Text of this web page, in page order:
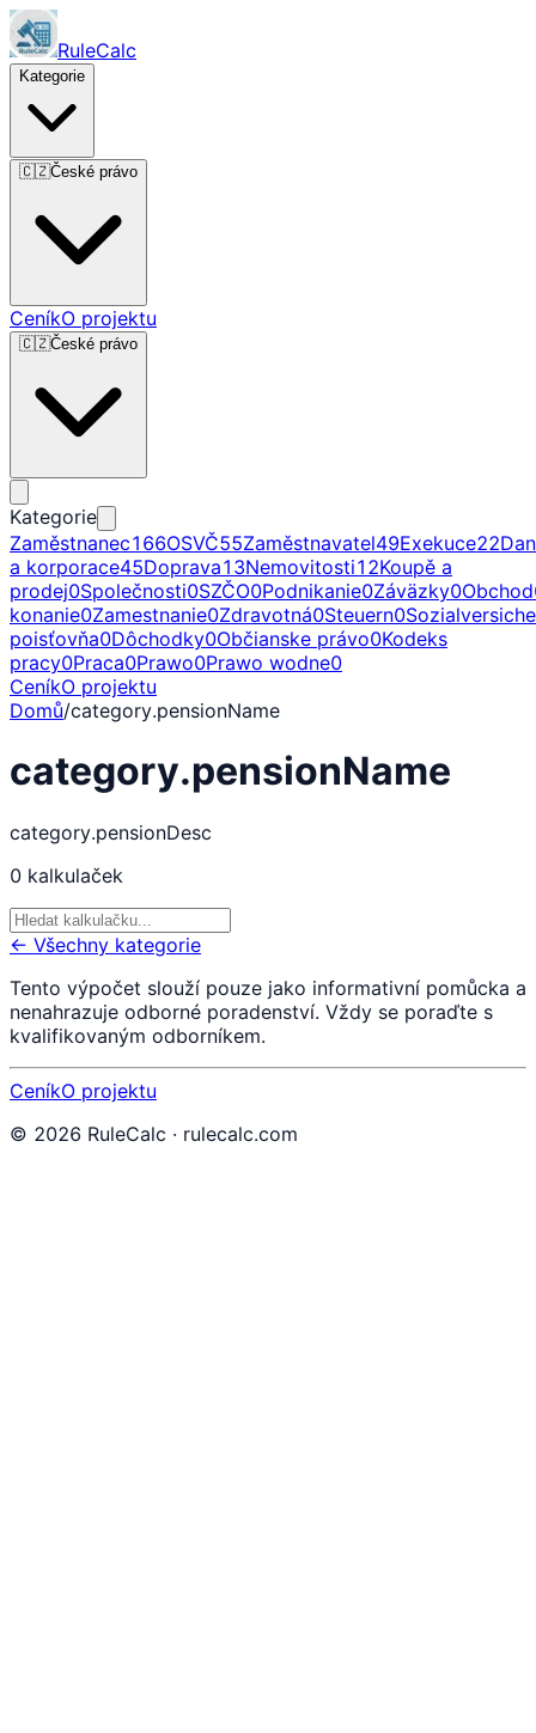
RuleCalc
Kategorie
🇨🇿České právo
CeníkO projektu
🇨🇿České právo
Kategorie
Zaměstnanec166OSVČ55Zaměstnavatel49Exekuce22
a korporace45Doprava13Nemovitosti12Koupě a
prodej0Společnosti0SZČO0Podnikanie0Záväzky0Obchod
konanie0Zamestnanie0Zdravotná0Steuern0
poisťovňa0Dôchodky0Občianske právo0Kodeks
pracy0Praca0Prawo0Prawo wodne0
CeníkO projektu
Domů/category.pensionName
category.pensionName
category.pensionDesc
0 kalkulaček
← Všechny kategorie
Tento výpočet slouží pouze jako informativní pomůcka a
nenahrazuje odborné poradenství. Vždy se poraďte s
kvalifikovaným odborníkem.
CeníkO projektu
© 2026 RuleCalc · rulecalc.com